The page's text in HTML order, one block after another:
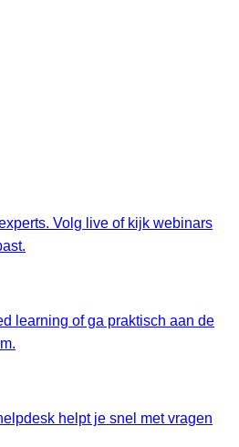
Volg live of kijk webinars
learning of ga praktisch aan de
helpt je snel met vragen